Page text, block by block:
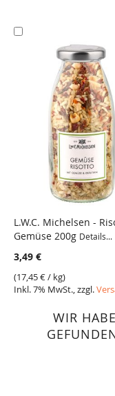
Warenkorb
VERGLEICH
L.W.C. Michelsen -
Gemüse 200g Details...
3,49 €
(17,45 €/ kg)
Inkl. 7% MwSt., zzgl.
WIR